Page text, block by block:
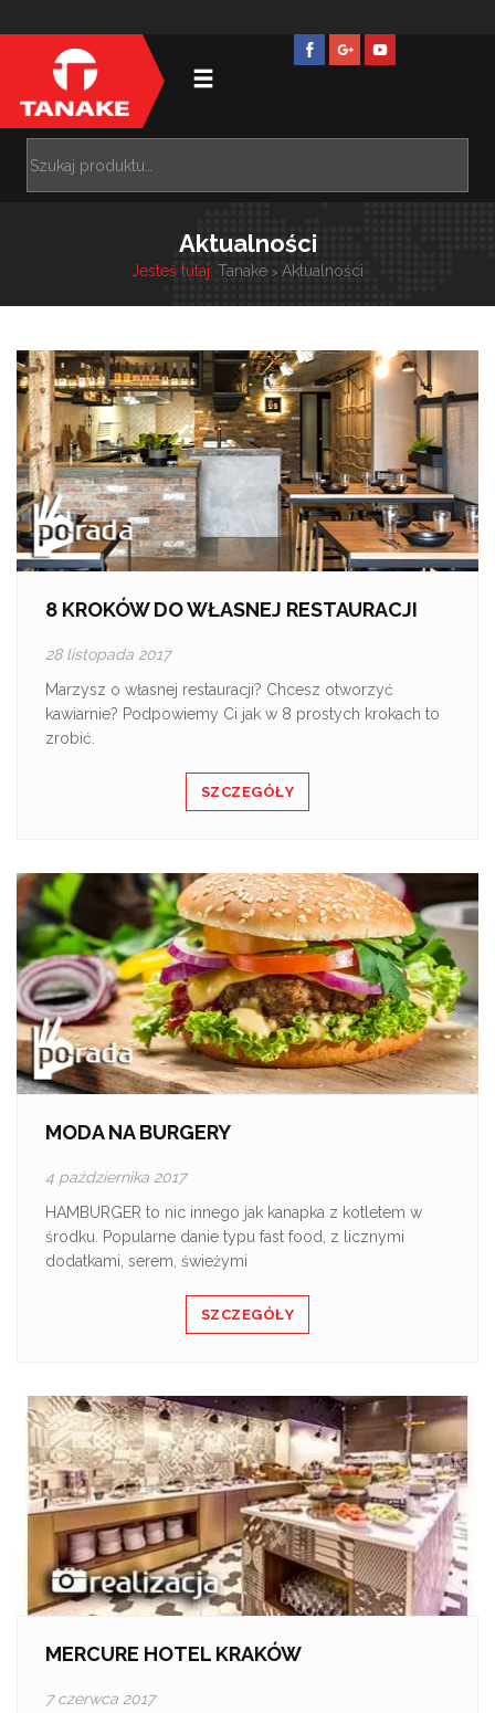
Aktualności
Jesteś tutaj: Tanake > Aktualności
8 KROKÓW DO WŁASNEJ RESTAURACJI
28 listopada 2017
Marzysz o własnej restauracji? Chcesz otworzyć
kawiarnie? Podpowiemy Ci jak w 8 prostych krokach to
zrobić.
SZCZEGÓŁY
MODA NA BURGERY
4 października 2017
HAMBURGER to nic innego jak kanapka z kotletem w
środku. Popularne danie typu fast food, z licznymi
dodatkami, serem, świeżymi
SZCZEGÓŁY
MERCURE HOTEL KRAKÓW
7 czerwca 2017